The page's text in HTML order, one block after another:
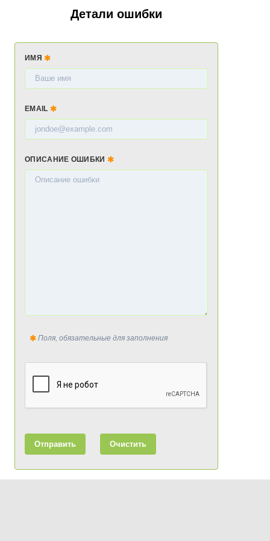
Детали ошибки
ИМЯ
EMAIL
ОПИСАНИЕ ОШИБКИ
Поля, обязательные для заполнения
Отправить Очистить